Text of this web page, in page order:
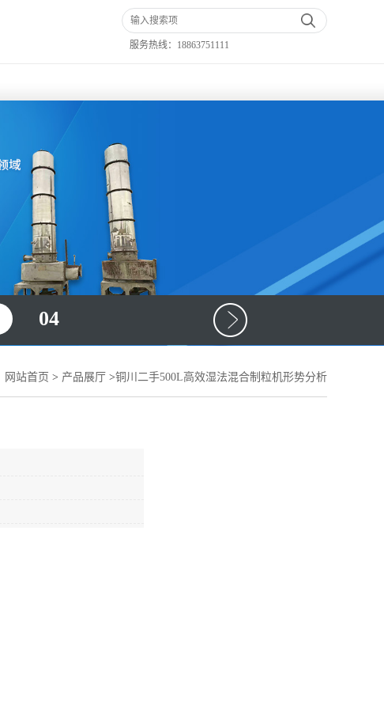
服务热线： 18863751111
04
网站首页 > 产品展厅 >铜川二手500L高效湿法混合制粒机形势分析